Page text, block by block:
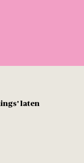
laten